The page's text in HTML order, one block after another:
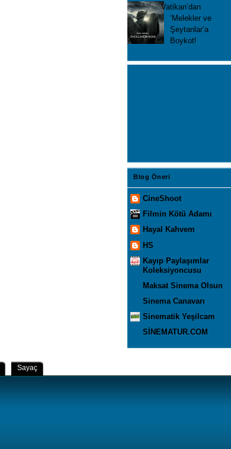
Vatikan’dan
‘Melekler ve
Şeytanlar’a
Boykot!
Blog Öneri
CineShoot
Filmin Kötü Adamı
Hayal Kahvem
HS
Kayıp Paylaşımlar
Koleksiyoncusu
Maksat Sinema Olsun
Sinema Canavarı
Sinematik Yeşilcam
SİNEMATUR.COM
Sayaç